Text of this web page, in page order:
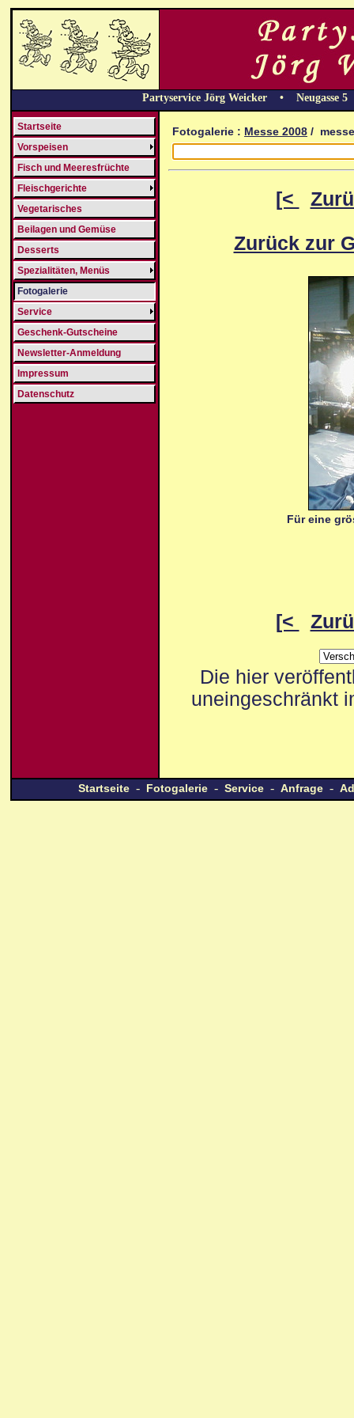
Partyservice Jörg Weicker • Neugasse
Startseite
Vorspeisen
Fisch und Meeresfrüchte
Fleischgerichte
Vegetarisches
Beilagen und Gemüse
Desserts
Spezialitäten, Menüs
Fotogalerie
Service
Geschenk-Gutscheine
Newsletter-Anmeldung
Impressum
Datenschutz
Fotogalerie : Messe 2008 /
[<
Zurück zur
Für eine
[<
Die hier
uneingeschränkt
Startseite - Fotogalerie - Service - Anfrage -